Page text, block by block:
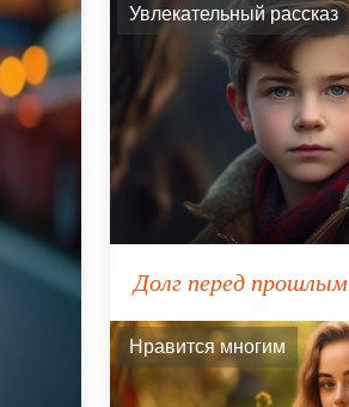
Увлекательный рассказ
Долг перед прошлым
Нравится многим